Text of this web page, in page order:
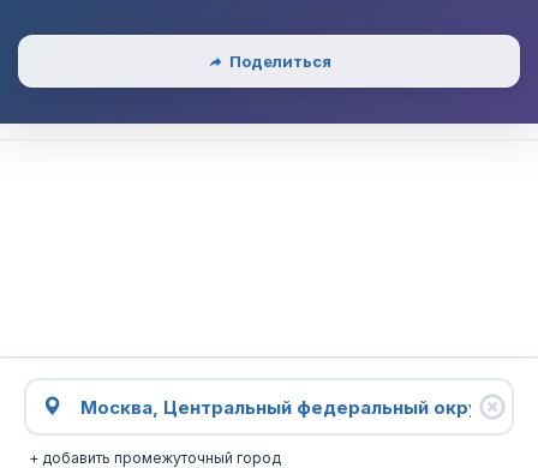
Поделиться
+ добавить промежуточный город